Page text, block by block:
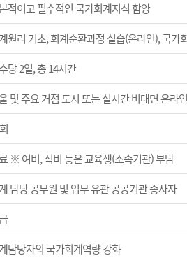
적이고 필수적인 국가회계지식 함양
원리 기초, 회계순환과정 실습(온라인), 국가
당 2일, 총 14시간
및 주요 거점 도시 또는 실시간 비대면 온라인
※ 여비, 식비 등은 교육생(소속기관) 부담
담당 공무원 및 업무 유관 공공기관 종사자
담당자의 국가회계역량 강화